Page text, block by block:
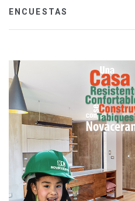
ENCUESTAS